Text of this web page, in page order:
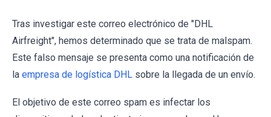
Tras investigar este correo electrónico de "DHL
Airfreight", hemos determinado que se trata de malspam.
Este falso mensaje se presenta como una notificación de
la empresa de logística DHL sobre la llegada de un envío.
El objetivo de este correo spam es infectar los